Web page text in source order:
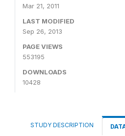
Mar 21, 2011
LAST MODIFIED
Sep 26, 2013
PAGE VIEWS
553195
DOWNLOADS
10428
STUDY DESCRIPTION